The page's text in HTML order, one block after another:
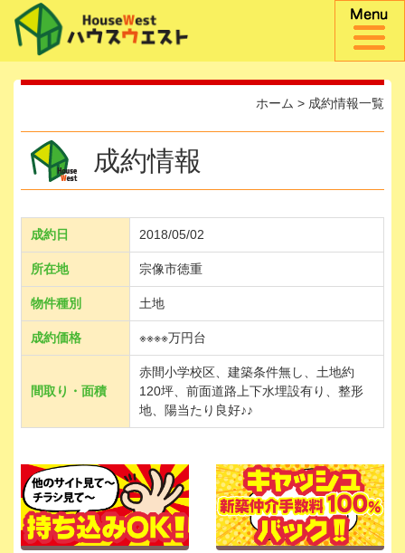
ホーム > 成約情報一覧
成約情報
成約日 2018/05/02
所在地 宗像市徳重
物件種別 土地
成約価格 ※※※※万円台
間取り・面積
赤間小学校区、建築条件無し、土地約
120坪、前面道路上下水埋設有り、整形
地、陽当たり良好♪♪